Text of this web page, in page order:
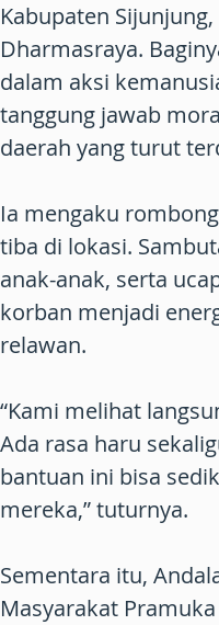
Kabupaten
Dharmasraya.
dalam aksi
tanggung jawab
daerah yang turut
Ia mengaku
tiba di lokasi.
anak-anak, serta
korban menjadi
relawan.
“Kami melihat
Ada rasa haru
bantuan ini bisa
mereka,” tuturnya.
Sementara itu,
Masyarakat